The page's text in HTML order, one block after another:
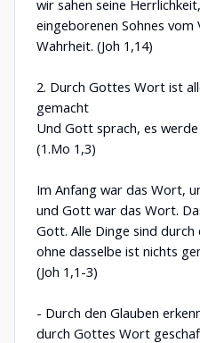
wir sahen seine
eingeborenen Sohnes
Wahrheit. (Joh 1,14)
2. Durch Gottes Wort ist
gemacht
Und Gott sprach, es
(1.Mo 1,3)
Im Anfang war das Wort,
und Gott war das Wort.
Gott. Alle Dinge sind
ohne dasselbe ist nichts
(Joh 1,1-3)
- Durch den Glauben
durch Gottes Wort